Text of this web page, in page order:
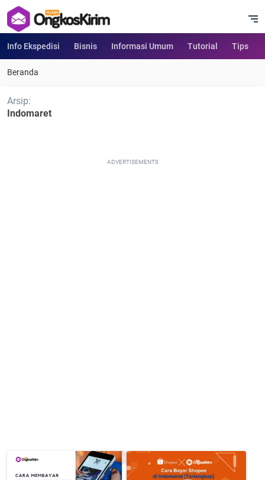
Info Ekspedisi Bisnis Informasi Umum Tutorial Tips
Beranda
Arsip:
Indomaret
ADVERTISEMENTS